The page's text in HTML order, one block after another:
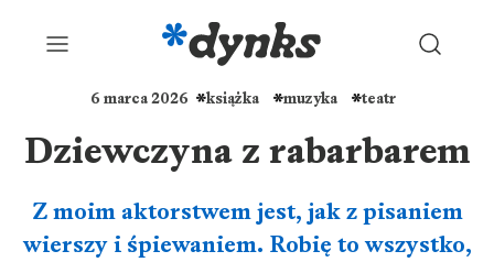
6 marca 2026 książka muzyka teatr
Dziewczyna z rabarbarem
Z moim aktorstwem jest, jak z pisaniem
wierszy i śpiewaniem. Robię to wszystko,